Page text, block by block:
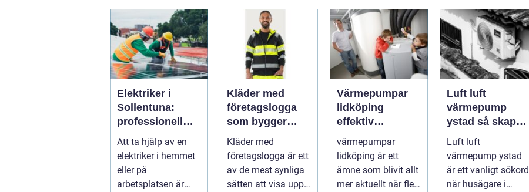
När blod...
Elektriker i
Sollentuna:
professionell
hjälp när du
behöver det
Att ta hjälp av en
elektriker i hemmet
eller på
arbetsplatsen är
Kläder med
företagslogga
som bygger
varumärke i
vardagen
Kläder med
företagslogga är ett
av de mest synliga
sätten att visa upp
Värmepumpar
lidköping
effektiv
uppvärmning för
hus och
fastigheter
värmepumpar
lidköping är ett
ämne som blivit allt
mer aktuellt när fler
Luft luft
värmepump
ystad så skapar
du ett behagligt
inomhusklimat
Året om
Luft luft
värmepump ystad
är ett vanligt sökord
när husägare i